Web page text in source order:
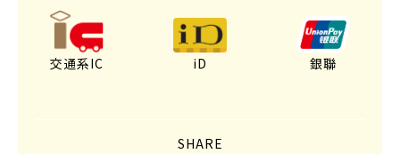
交通系IC iD 銀聯
SHARE